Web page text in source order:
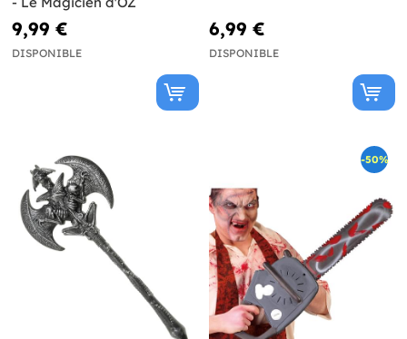
9,99 €
DISPONIBLE
6,99 €
DISPONIBLE
-50%